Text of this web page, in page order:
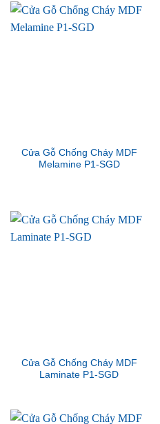
Cửa Gỗ Chống Cháy MDF
Melamine P1-SGD
Cửa Gỗ Chống Cháy MDF
Laminate P1-SGD